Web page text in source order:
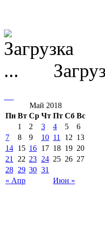
Май 2018
Пн Вт Ср Чт Пт Сб Вс
« Апр Июн »
1 2 3 4 5
6
7
8 9 10 11 12 13
14 15 16 17 18 19 20
21
22 23 24 25 26 27
28 29 30 31